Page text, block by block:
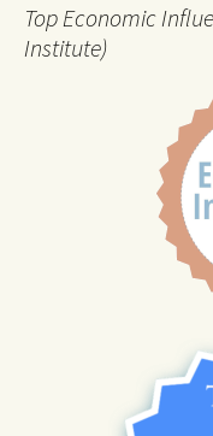
Top Economic
Institute)